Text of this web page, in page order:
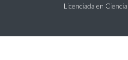
Licenciada en